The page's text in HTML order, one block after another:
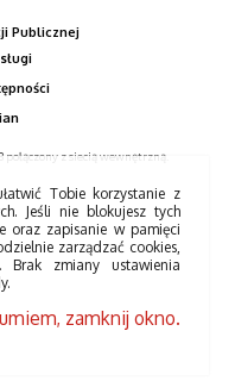
Publicznej
połączony z siecią wewnętrzną.
Tobie korzystanie z
Jeśli nie blokujesz tych
oraz zapisanie w pamięci
zarządzać cookies,
Brak zmiany ustawienia
zamknij okno.